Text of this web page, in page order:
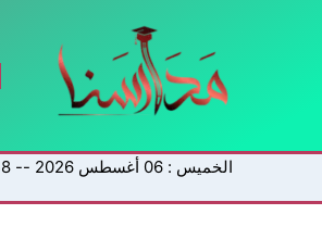
الخميس : 06 أغسطس 2026 -- 1:38 مساءً